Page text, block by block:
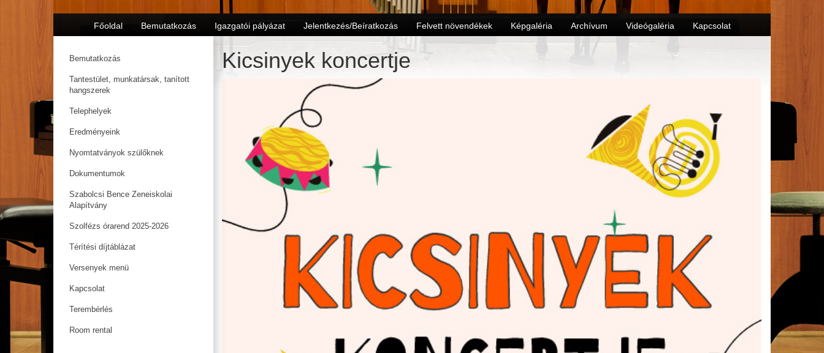
Bemutatkozás
Tantestület, munkatársak, tanított
hangszerek
Telephelyek
Eredményeink
Nyomtatványok szülőknek
Dokumentumok
Szabolcsi Bence Zeneiskolai
Alapítvány
Szolfézs órarend 2025-2026
Térítési díjtáblázat
Versenyek menü
Kapcsolat
Terembérlés
Room rental
Főoldal Bemutatkozás Igazgatói pályázat Jelentkezés/Beíratkozás Felvett növendékek Képgaléria Archívum Videógaléria Kapcsolat
Kicsinyek koncertje